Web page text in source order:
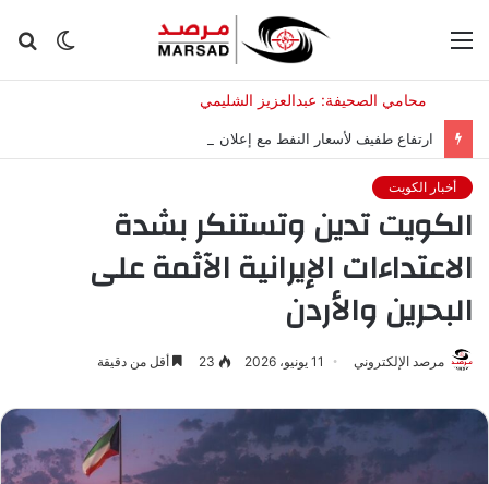
الوضع
ارتفاع طفيف لأسعار النفط مع إعلان إيران شروط فتح مضيق هرمز
أخبار الكويت
الكويت تدين وتستنكر بشدة
الاعتداءات الإيرانية الآثمة على
البحرين والأردن
مرصد الإلكتروني 11 يونيو، 2026 23 أقل من دقيقة